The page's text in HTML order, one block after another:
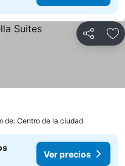
Compartir
de: Centro de la ciudad
Ver precios